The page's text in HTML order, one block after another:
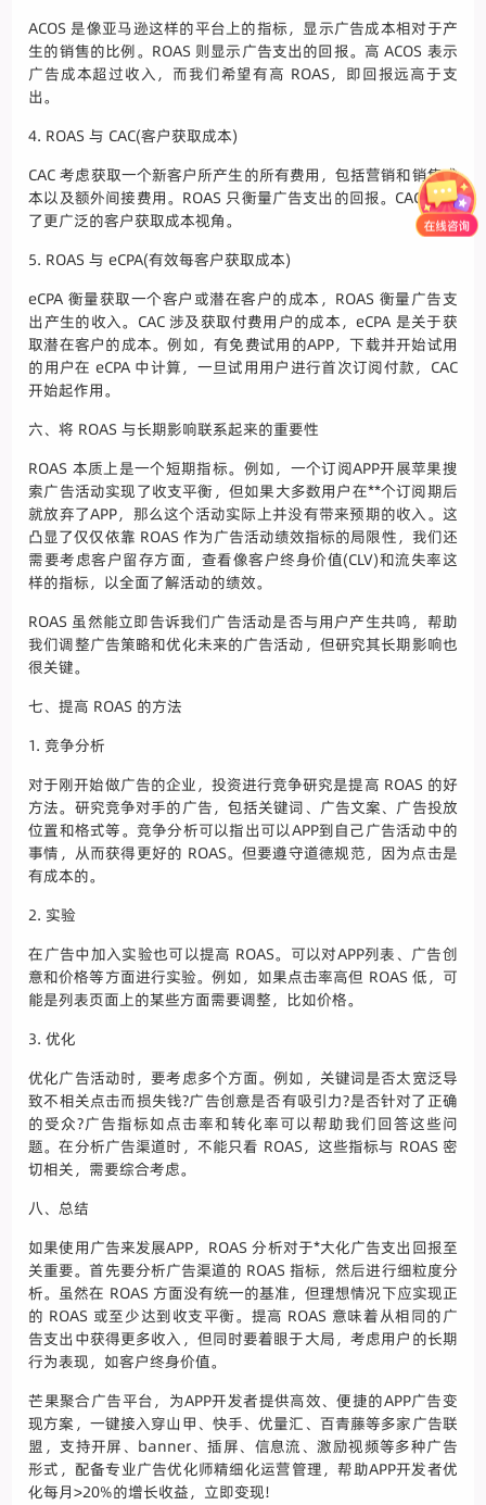
ACOS 是像亚马逊这样的平台上的指标，显示广告成本相对于产
生的销售的比例。ROAS 则显示广告支出的回报。高 ACOS 表示
广告成本超过收入，而我们希望有高 ROAS，即回报远高于支
出。
4. ROAS 与 CAC(客户获取成本)
CAC 考虑获取一个新客户所产生的所有费用，包括营销和销售成
本以及额外间接费用。ROAS 只衡量广告支出的回报。CAC 提供
了更广泛的客户获取成本视角。
5. ROAS 与 eCPA(有效每客户获取成本)
eCPA 衡量获取一个客户或潜在客户的成本，ROAS 衡量广告支
出产生的收入。CAC 涉及获取付费用户的成本，eCPA 是关于获
取潜在客户的成本。例如，有免费试用的APP，下载并开始试用
的用户在 eCPA 中计算，一旦试用用户进行首次订阅付款，CAC
开始起作用。
六、将 ROAS 与长期影响联系起来的重要性
ROAS 本质上是一个短期指标。例如，一个订阅APP开展苹果搜
索广告活动实现了收支平衡，但如果大多数用户在**个订阅期后
就放弃了APP，那么这个活动实际上并没有带来预期的收入。这
凸显了仅仅依靠 ROAS 作为广告活动绩效指标的局限性，我们还
需要考虑客户留存方面，查看像客户终身价值(CLV)和流失率这
样的指标，以全面了解活动的绩效。
ROAS 虽然能立即告诉我们广告活动是否与用户产生共鸣，帮助
我们调整广告策略和优化未来的广告活动，但研究其长期影响也
很关键。
七、提高 ROAS 的方法
1. 竞争分析
对于刚开始做广告的企业，投资进行竞争研究是提高 ROAS 的好
方法。研究竞争对手的广告，包括关键词、广告文案、广告投放
位置和格式等。竞争分析可以指出可以APP到自己广告活动中的
事情，从而获得更好的 ROAS。但要遵守道德规范，因为点击是
有成本的。
2. 实验
在广告中加入实验也可以提高 ROAS。可以对APP列表、广告创
意和价格等方面进行实验。例如，如果点击率高但 ROAS 低，可
能是列表页面上的某些方面需要调整，比如价格。
3. 优化
优化广告活动时，要考虑多个方面。例如，关键词是否太宽泛导
致不相关点击而损失钱?广告创意是否有吸引力?是否针对了正确
的受众?广告指标如点击率和转化率可以帮助我们回答这些问
题。在分析广告渠道时，不能只看 ROAS，这些指标与 ROAS 密
切相关，需要综合考虑。
八、总结
如果使用广告来发展APP，ROAS 分析对于*大化广告支出回报至
关重要。首先要分析广告渠道的 ROAS 指标，然后进行细粒度分
析。虽然在 ROAS 方面没有统一的基准，但理想情况下应实现正
的 ROAS 或至少达到收支平衡。提高 ROAS 意味着从相同的广
告支出中获得更多收入，但同时要着眼于大局，考虑用户的长期
行为表现，如客户终身价值。
芒果聚合广告平台，为APP开发者提供高效、便捷的APP广告变
现方案，一键接入穿山甲、快手、优量汇、百青藤等多家广告联
盟，支持开屏、banner、插屏、信息流、激励视频等多种广告
形式，配备专业广告优化师精细化运营管理，帮助APP开发者优
化每月>20%的增长收益，立即变现!